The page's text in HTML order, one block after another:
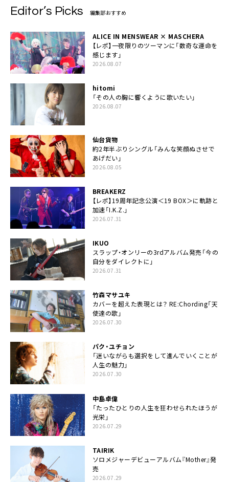
Editor’s Picks 編集部おすすめ
ALICE IN MENSWEAR × MASCHERA
【レポ】一夜限りのツーマンに「数奇な運命を
感じます」
2026.08.07
hitomi
「その人の胸に響くように歌いたい」
2026.08.07
仙台貨物
約2年半ぶりシングル「みんな笑顔ぬさせで
あげだい」
2026.08.05
BREAKERZ
【レポ】19周年記念公演＜19 BOX＞に軌跡と
加速「I.K.Z.」
2026.07.31
IKUO
スラップ・オンリーの3rdアルバム発売「今の
自分をダイレクトに」
2026.07.31
竹森マサユキ
カバーを超えた表現とは？ RE:Chording「天
使達の歌」
2026.07.30
パク・ユチョン
「迷いながらも選択をして進んでいくことが
人生の魅力」
2026.07.30
中島卓偉
「たったひとりの人生を狂わせられたほうが
光栄」
2026.07.29
TAIRIK
ソロメジャーデビューアルバム『Mother』発
売
2026.07.29